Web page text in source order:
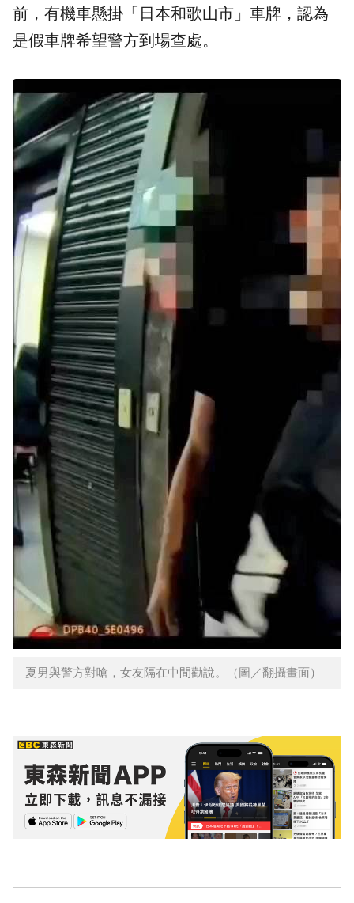
前，有機車懸掛「日本和歌山市」車牌，認為
是假車牌希望警方到場查處。
夏男與警方對嗆，女友隔在中間勸說。（圖／翻攝畫面）